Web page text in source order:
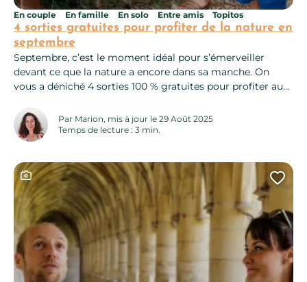
4 sorties gratuites pour profiter de la nature en
septembre
En couple En famille En solo Entre amis Topitos
Septembre, c’est le moment idéal pour s’émerveiller
devant ce que la nature a encore dans sa manche. On
vous a déniché 4 sorties 100 % gratuites pour profiter au
n’était pas qu’une plante à éviter ? Avec Michaël Fayret,
cueilleur sauvage et botaniste passionné, petits...
Par Marion, mis à jour le 29 Août 2025
Temps de lecture : 3 min.
Ce contenu contient une galerie photo